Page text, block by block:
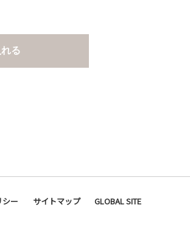
る
ー サイトマップ GLOBAL SITE